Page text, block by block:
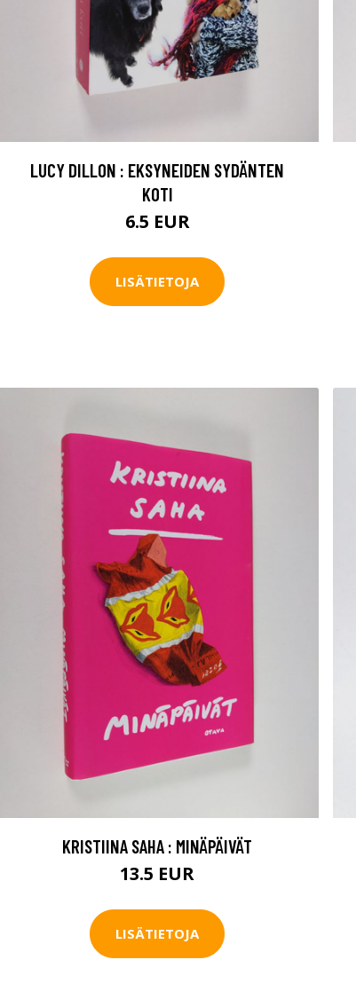
LUCY DILLON : EKSYNEIDEN SYDÄNTEN
KOTI
6.5 EUR
LISÄTIETOJA
KRISTIINA SAHA : MINÄPÄIVÄT
13.5 EUR
LISÄTIETOJA